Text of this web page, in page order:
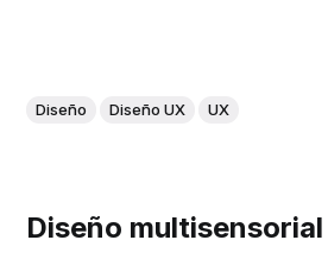
Diseño Diseño UX UX
Diseño multisensorial